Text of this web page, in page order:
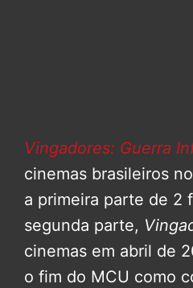
Vingadores: Guerra
cinemas brasileiros
a primeira parte de 2
segunda parte,
cinemas em abril de
o fim do MCU como